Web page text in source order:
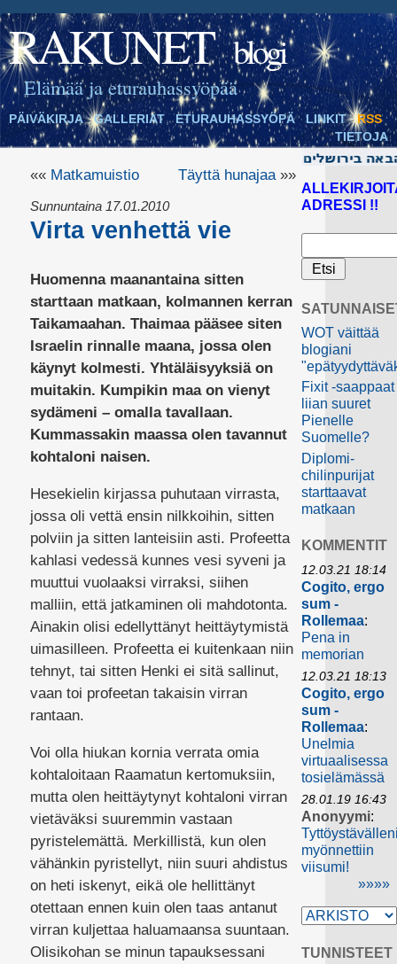
RAKUNET blogi
Elämää ja eturauhassyöpää
PÄIVÄKIRJA GALLERIAT ETURAUHASSYÖPÄ LINKIT
RSS
TIETOJA
«« Matkamuistio Täyttä hunajaa»»
Sunnuntaina 17.01.2010
Virta venhettä vie
Huomenna maanantaina sitten
starttaan matkaan, kolmannen kerran
Taikamaahan. Thaimaa pääsee siten
Israelin rinnalle maana, jossa olen
käynyt kolmesti. Yhtäläisyyksiä on
muitakin. Kumpikin maa on vienyt
sydämeni – omalla tavallaan.
Kummassakin maassa olen tavannut
kohtaloni naisen.
Hesekielin kirjassa puhutaan virrasta,
jossa oli vettä ensin nilkkoihin, sitten
polviin ja sitten lanteisiin asti. Profeetta
kahlasi vedessä kunnes vesi syveni ja
muuttui vuolaaksi virraksi, siihen
malliin, että jatkaminen oli mahdotonta.
Ainakin olisi edellyttänyt heittäytymistä
uimasilleen. Profeetta ei kuitenkaan niin
tehnyt, tai sitten Henki ei sitä sallinut,
vaan toi profeetan takaisin virran
rantaan.
Voi olla hiukan kornia verrata omia
kohtaloitaan Raamatun kertomuksiin,
mutta olen heittäytynyt kohtaloni virran
vietäväksi suuremmin vastaan
pyristelemättä. Merkillistä, kun olen
vähänkin pyristellyt, niin suuri ahdistus
on heti iskenyt, eikä ole hellittänyt
otettaan ennen kuin olen taas antanut
virran kuljettaa haluamaansa suuntaan.
Olisikohan se minun tapauksessani
ADRESSI !!
WOT väittää
blogiani
Fixit -saappaat
liian suuret
Pienelle
Suomelle?
Diplomi-
chilinpurijat
starttaavat
matkaan
KOMMENTIT
12.03.21 18:14
Cogito, ergo
sum -
Rollemaa:
Pena in
memorian
12.03.21 18:13
Cogito, ergo
sum -
Rollemaa:
Unelmia
virtuaalisessa
tosielämässä
28.01.19 16:43
Anonyymi:
myönnettiin
viisumi!
»»»»
TUNNISTEET